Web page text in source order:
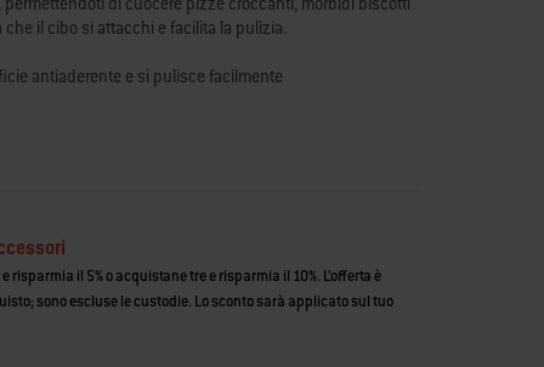
il cibo si attacchi e facilita la pulizia.
antiaderente e si pulisce facilmente
distribuisce efficacemente il calore
risparmia il 5% o acquistane tre e risparmia il 10%. L’offerta è
sono escluse le custodie. Lo sconto sarà applicato sul tuo